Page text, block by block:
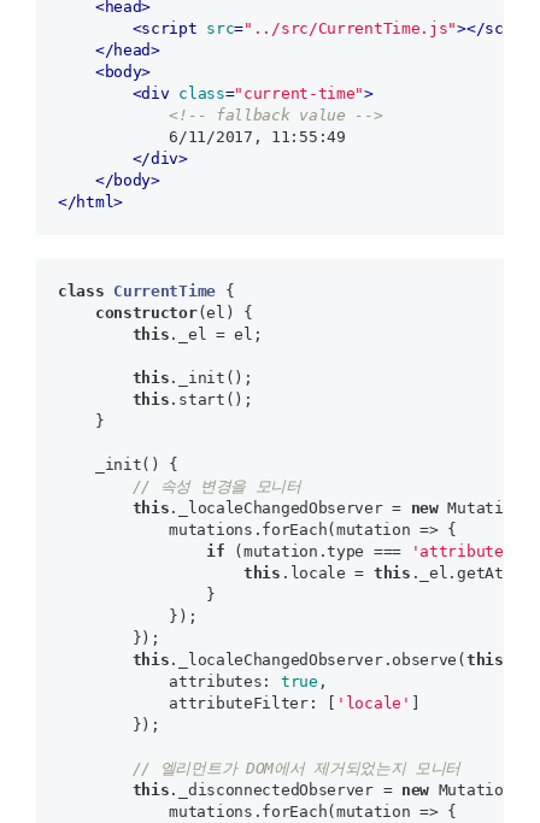
<head>
<script src="../src/CurrentTime.js"></script
</head>
<body>
<div class="current-time">
<!-- fallback value -->
            6/11/2017, 11:55:49
</div>
</body>
</html>
class CurrentTime
{
constructor(el) {
this ._el = el;
this ._init();
this .start();
    }
    _init() {
// 속성 변경을 모니터
this ._localeChangedObserver = new
            mutations.forEach(mutation => {
if (mutation.type === 'attributes'
this .locale = this
                }
            });
        });
this ._localeChangedObserver.observe( this
            attributes:
true ,
            attributeFilter: [
'locale'
        });
// 엘리먼트가 DOM에서 제거되었는지 모니터
this ._disconnectedObserver = new
            mutations.forEach(mutation => {